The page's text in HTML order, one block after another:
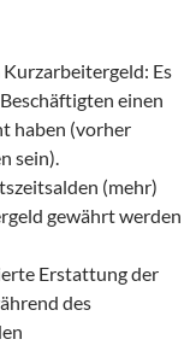
Es
einen
haben (vorher
sein).
(mehr)
gewährt werden
Erstattung der
des